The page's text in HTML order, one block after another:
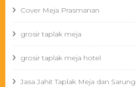
Cover Meja Prasmanan
grosir taplak meja
grosir taplak meja hotel
Jasa Jahit Taplak Meja dan